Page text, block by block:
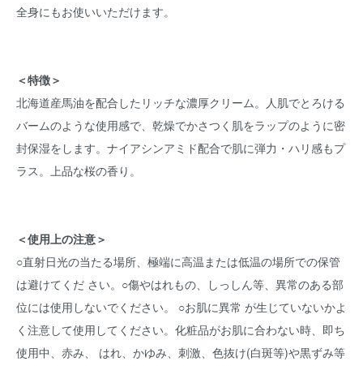
全身にもお使いいただけます。
＜特徴＞
北海道産馬油を配合したリッチな濃厚クリーム。人肌でとろける
バームのような使用感で、乾燥でかさつく肌をラップのように密
封保湿をします。ナイアシンアミド配合で肌に弾力・ハリ感もプ
ラス。上品な桜の香り。
＜使用上の注意＞
○直射日光の当たる場所、極端に高温または低温の場所での保管
は避けてくだ さい。○傷やはれもの、しっしん等、異常のある部
位には使用しないでください。 ○お肌に異常 が生じていないかよ
く注意して使用してください。化粧品がお肌に合わない時、即ち
使用中、赤み、 はれ、かゆみ、刺激、色抜け(白斑等)や黒ずみ等